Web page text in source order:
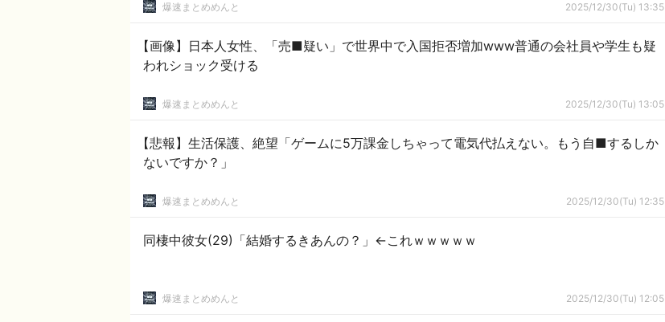
爆速まとめめんと 2025/12/30(Tu) 13:35
【画像】日本人女性、「売■疑い」で世界中で入国拒否増加www普通の会社員や学生も疑
われショック受ける
爆速まとめめんと 2025/12/30(Tu) 13:05
【悲報】生活保護、絶望「ゲームに5万課金しちゃって電気代払えない。もう自■するしか
ないですか？」
爆速まとめめんと 2025/12/30(Tu) 12:35
同棲中彼女(29)「結婚するきあんの？」←これｗｗｗｗｗ
爆速まとめめんと 2025/12/30(Tu) 12:05